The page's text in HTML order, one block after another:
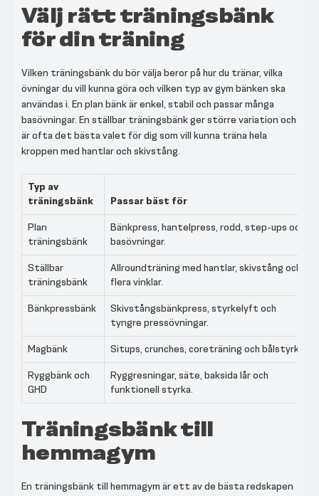
Välj rätt träningsbänk
för din träning
Vilken träningsbänk du bör välja beror på hur du tränar, vilka
övningar du vill kunna göra och vilken typ av gym bänken ska
användas i. En plan bänk är enkel, stabil och passar många
basövningar. En ställbar träningsbänk ger större variation och
är ofta det bästa valet för dig som vill kunna träna hela
kroppen med hantlar och skivstång.
Typ av
träningsbänk
Passar bäst för
Plan
träningsbänk
Bänkpress, hantelpress, rodd, step-ups och
basövningar.
Ställbar
träningsbänk
Allroundträning med hantlar, skivstång och
flera vinklar.
Bänkpressbänk
Skivstångsbänkpress, styrkelyft och
tyngre pressövningar.
Magbänk
Situps, crunches, coreträning och bålstyrka.
Ryggbänk och
GHD
Ryggresningar, säte, baksida lår och
funktionell styrka.
Träningsbänk till
hemmagym
En träningsbänk till hemmagym är ett av de bästa redskapen